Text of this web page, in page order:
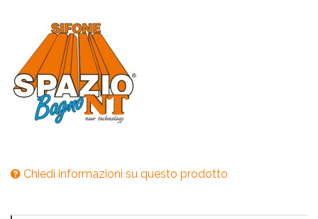
Chiedi informazioni su questo prodotto